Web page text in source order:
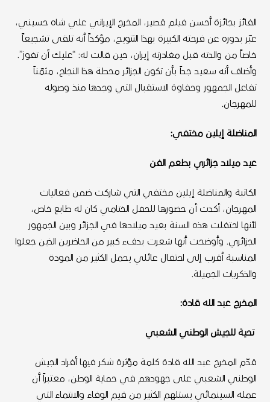
الفائز بجائزة أحسن فيلم قصير، المخرج الإيراني علي شاه حسيني،
عبّر بدوره عن فرحته الكبيرة بهذا التتويج، مؤكداً أنه تلقى تشجيعاً
خاصاً من والدته قبل مغادرته إيران، حين قالت له: “عليك أن تفوز”.
وأضاف أنه سعيد جداً بأن تكون الجزائر محطة هذا النجاح، مثمّناً
تفاعل الجمهور وحفاوة الاستقبال التي وجدها منذ وصوله
للمهرجان.
المناضلة إيلين مختفي:
عيد ميلاد جزائري بطعم الفن
الكاتبة والمناضلة إيلين مختفي التي شاركت ضمن فعاليات
المهرجان، أكدت أن حضورها للحفل الختامي كان له طابع خاص،
لأنها احتفلت هذه السنة بعيد ميلادها في الجزائر وبين الجمهور
الجزائري. وأوضحت أنها شعرت بدفء كبير من الحاضرين الذين جعلوا
المناسبة أقرب إلى احتفال عائلي يحمل الكثير من المودة
والذكريات الجميلة.
المخرج عبد الله قادة:
تحية للجيش الوطني الشعبي
قدّم المخرج عبد الله قادة كلمة مؤثرة شكر فيها أفراد الجيش
الوطني الشعبي على جهودهم في حماية الوطن، معتبراً أن
عمله السينمائي يستلهم الكثير من قيم الوفاء والانتماء التي